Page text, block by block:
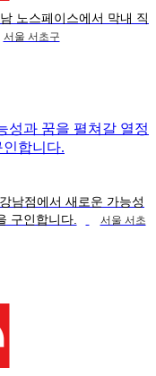
노스페이스에서 막내 직
서울 서초구
남점에서 새로운 가능성
구인합니다.
서울 서초